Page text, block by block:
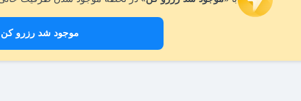
موجود شد رزرو کن